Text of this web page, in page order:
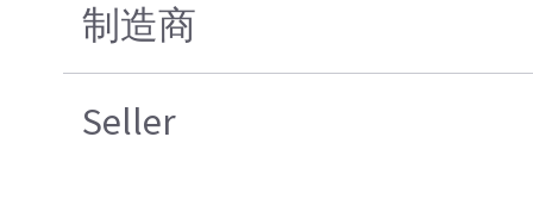
制造商
Seller